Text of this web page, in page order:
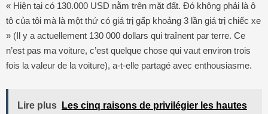
« Hiện tại có 130.000 USD nằm trên mặt đất. Đó không phải là ô
tô của tôi mà là một thứ có giá trị gấp khoảng 3 lần giá trị chiếc xe
» (Il y a actuellement 130 000 dollars qui traînent par terre. Ce
n’est pas ma voiture, c’est quelque chose qui vaut environ trois
fois la valeur de la voiture), a-t-elle partagé avec enthousiasme.
Lire plus
Les cinq raisons de privilégier les hautes